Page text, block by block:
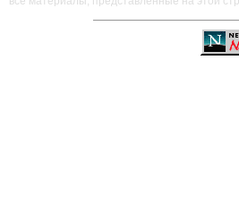
——————————